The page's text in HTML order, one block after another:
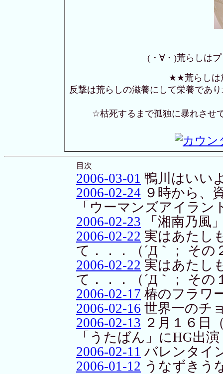
(・∀・)荒らしは
★★荒らしは
反撃は荒らしの滋養にして栄養であ
☆枯死するまで孤独に暴れさせ
目次
2006-03-01 鴨川はいい
2006-02-24 ９時から、
「ウーマンズアイラン
2006-02-23 「湘南乃風
2006-02-22 実はあたし
て．．．（´Д｀； その
2006-02-22 実はあたし
て．．．（´Д｀； その
2006-02-17 椿のフラワ
2006-02-16 世界一のチ
2006-02-13 ２月１６日
「うたばん」にHG出演
2006-02-11 バレンタイ
2006-01-12 うなずきう